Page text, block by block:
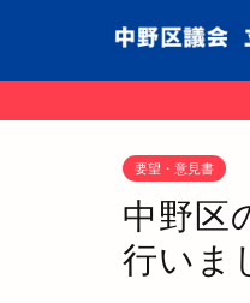
要望・意見書
中野区
行いま